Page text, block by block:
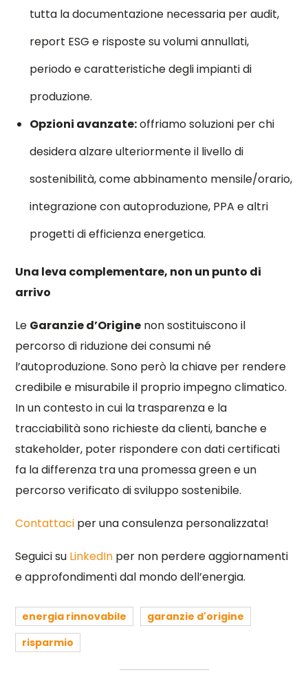
tutta la documentazione necessaria per audit,
report ESG e risposte su volumi annullati,
periodo e caratteristiche degli impianti di
produzione.
Opzioni avanzate:offriamo soluzioni per chi
desidera alzare ulteriormente il livello di
sostenibilità, come abbinamento mensile/orario,
integrazione con autoproduzione, PPA e altri
progetti di efficienza energetica.
Una leva complementare, non un punto di
arrivo
Le Garanzie d’Origine non sostituiscono il
percorso di riduzione dei consumi né
l’autoproduzione. Sono però la chiave per rendere
credibile e misurabile il proprio impegno climatico.
In un contesto in cui la trasparenza e la
tracciabilità sono richieste da clienti, banche e
stakeholder, poter rispondere con dati certificati
fa la differenza tra una promessa green e un
percorso verificato di sviluppo sostenibile.
Contattaci per una consulenza personalizzata!
Seguici su LinkedIn per non perdere aggiornamenti
e approfondimenti dal mondo dell’energia.
energia rinnovabile
garanzie d'origine
risparmio